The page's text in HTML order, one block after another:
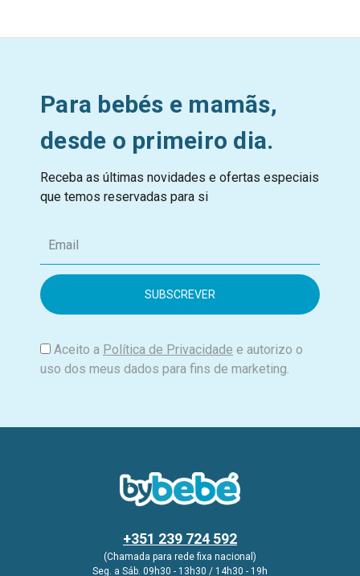
Para bebés e mamãs,
desde o primeiro dia.
Receba as últimas novidades e ofertas especiais
que temos reservadas para si
m
i
Aceito a Política de Privacidade e autorizo o
uso dos meus dados para fins de marketing.
+351 239 724 592
(Chamada para rede fixa nacional)
Seg. a Sáb. 09h30 - 13h30 / 14h30 - 19h